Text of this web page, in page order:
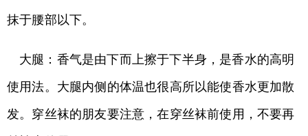
抹于腰部以下。
大腿：香气是由下而上擦于下半身，是香水的高明
使用法。大腿内侧的体温也很高所以能使香水更加散
发。穿丝袜的朋友要注意，在穿丝袜前使用，不要再